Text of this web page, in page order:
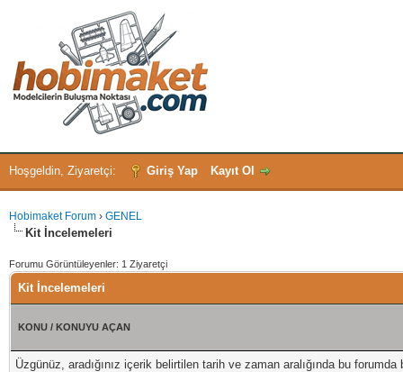
Hoşgeldin, Ziyaretçi: Giriş Yap Kayıt Ol
Hobimaket Forum › GENEL
Kit İncelemeleri
Forumu Görüntüleyenler: 1 Ziyaretçi
Kit İncelemeleri
KONU / KONUYU AÇAN
Üzgünüz, aradığınız içerik belirtilen tarih ve zaman aralığında bu